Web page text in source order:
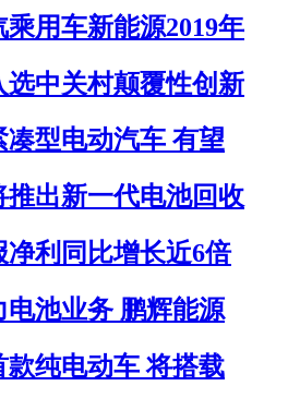
用车新能源2019年
选中关村颠覆性创新
型电动汽车 有望
推出新一代电池回收
净利同比增长近6倍
池业务 鹏辉能源
纯电动车 将搭载